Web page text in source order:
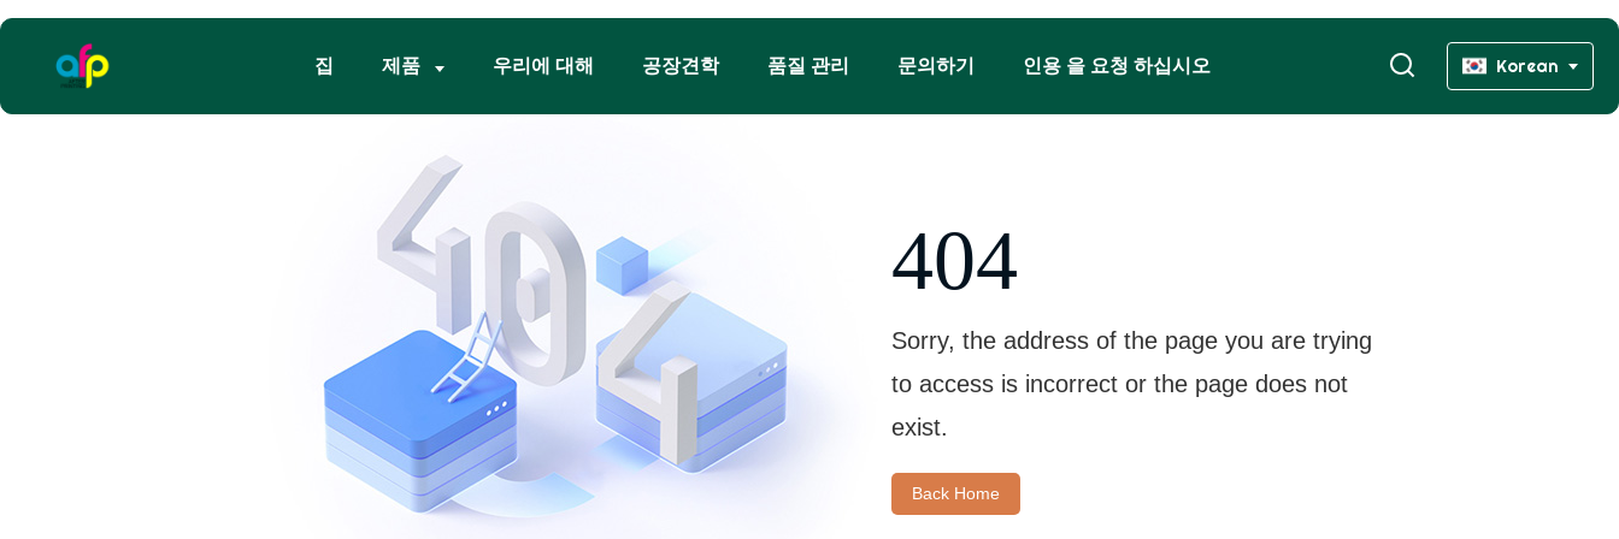
집 제품 우리에 대해 공장견학 품질 관리 문의하기 인용 을 요청 하십시오 Korean
404
Sorry, the address of the page you are trying
to access is incorrect or the page does not
exist.
Back Home